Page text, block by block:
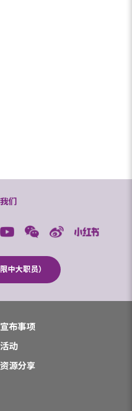
们
中大职员）
宣布事项
活动
资源分享